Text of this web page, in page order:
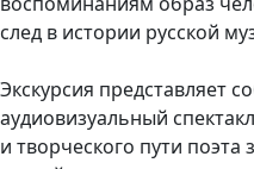
след в истории русской
Экскурсия представляет
аудиовизуальный
и творческого пути